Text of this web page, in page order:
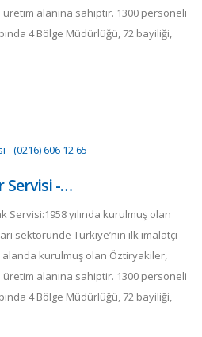
üretim alanına sahiptir. 1300 personeli
4 Bölge Müdürlüğü, 72 bayiliği,
Servisi -…
yılında kurulmuş olan
sektöründe Türkiye’nin ilk imalatçı
alanda kurulmuş olan Öztiryakiler,
üretim alanına sahiptir. 1300 personeli
4 Bölge Müdürlüğü, 72 bayiliği,